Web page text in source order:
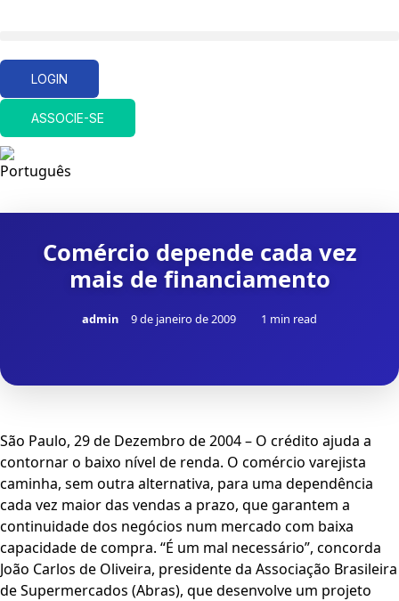
LOGIN
ASSOCIE-SE
Comércio depende cada vez
mais de financiamento
admin 9 de janeiro de 2009 1 min read
São Paulo, 29 de Dezembro de 2004 – O crédito ajuda a
contornar o baixo nível de renda. O comércio varejista
caminha, sem outra alternativa, para uma dependência
cada vez maior das vendas a prazo, que garantem a
continuidade dos negócios num mercado com baixa
capacidade de compra. “É um mal necessário”, concorda
João Carlos de Oliveira, presidente da Associação Brasileira
de Supermercados (Abras), que desenvolve um projeto